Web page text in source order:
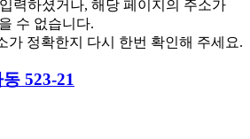
력하셨거나, 해당 페이지의 주소가
수 없습니다.
가 정확한지 다시 한번 확인해 주세요.
523-21